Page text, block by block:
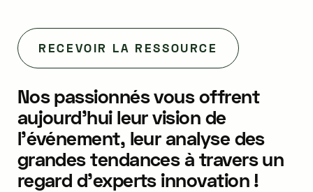
RECEVOIR LA RESSOURCE
Nos passionnés vous offrent
aujourd'hui leur vision de
l'événement, leur analyse des
grandes tendances à travers un
regard d'experts innovation !